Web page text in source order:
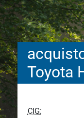
Toyota
CIG: